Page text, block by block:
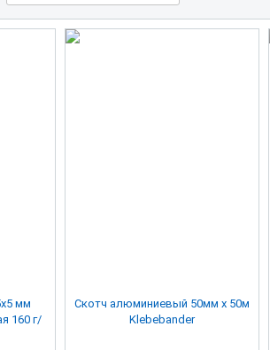
мм
160 г/
Скотч алюминиевый 50мм х 50м
Klebebander